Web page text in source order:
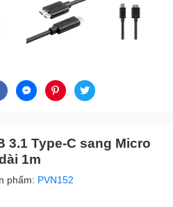
3.1 Type-C sang Micro
1m
phẩm: PVN152